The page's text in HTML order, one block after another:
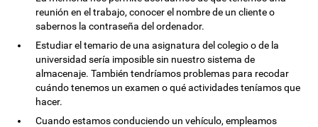
reunión en el trabajo, conocer el nombre de un cliente o
sabernos la contraseña del ordenador.
Estudiar el temario de una asignatura del colegio o de la
universidad sería imposible sin nuestro sistema de
almacenaje. También tendríamos problemas para recodar
cuándo tenemos un examen o qué actividades teníamos que
hacer.
Cuando estamos conduciendo un vehículo, empleamos